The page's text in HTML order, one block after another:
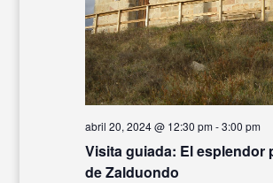
Visita guiada: El esplendor
de Zalduondo
abril 20, 2024 @ 12:30 pm-3:00 pm